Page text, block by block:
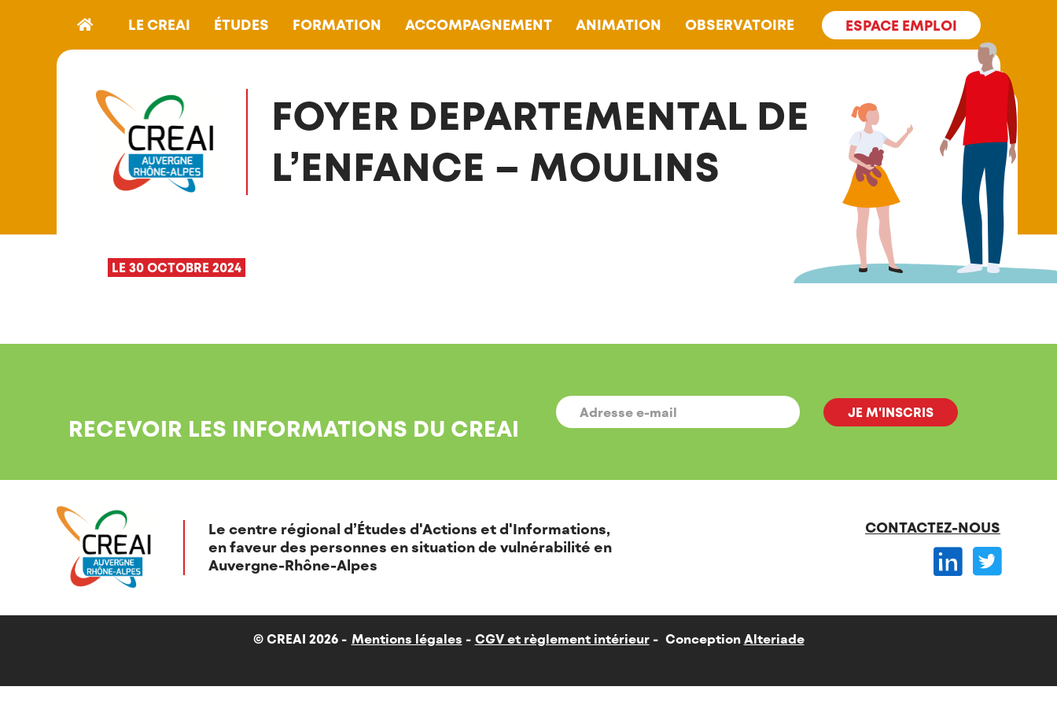
LE CREAI ÉTUDES FORMATION ACCOMPAGNEMENT ANIMATION OBSERVATOIRE ESPACE EMPLOI
FOYER DEPARTEMENTAL DE
L’ENFANCE – MOULINS
LE 30 OCTOBRE 2024
RECEVOIR LES INFORMATIONS DU CREAI
E-
MAIL *
Le centre régional d’Études d'Actions et d'Informations,
en faveur des personnes en situation de vulnérabilité en
Auvergne-Rhône-Alpes
CONTACTEZ-NOUS
© CREAI 2026 - Mentions légales CGV et règlement intérieur Conception Alteriade